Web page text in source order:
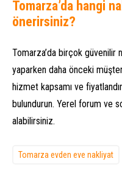
Tomarza’da hangi
önerirsiniz?
Tomarza’da birçok güvenilir
yaparken daha önceki
hizmet kapsamı ve
bulundurun. Yerel forum ve
alabilirsiniz.
Tomarza evden eve nakliyat